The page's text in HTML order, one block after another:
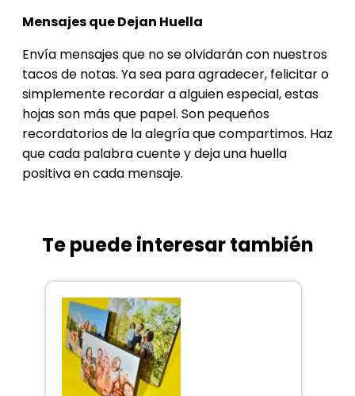
Mensajes que Dejan Huella
Envía mensajes que no se olvidarán con nuestros
tacos de notas. Ya sea para agradecer, felicitar o
simplemente recordar a alguien especial, estas
hojas son más que papel. Son pequeños
recordatorios de la alegría que compartimos. Haz
que cada palabra cuente y deja una huella
positiva en cada mensaje.
Te puede interesar también